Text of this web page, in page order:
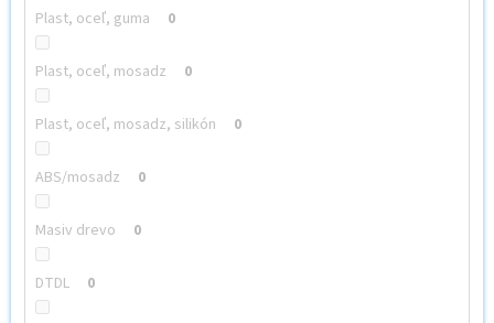
Plast, oceľ, guma 0
Plast, oceľ, mosadz 0
Plast, oceľ, mosadz, silikón 0
ABS/mosadz 0
Masiv drevo 0
DTDL 0